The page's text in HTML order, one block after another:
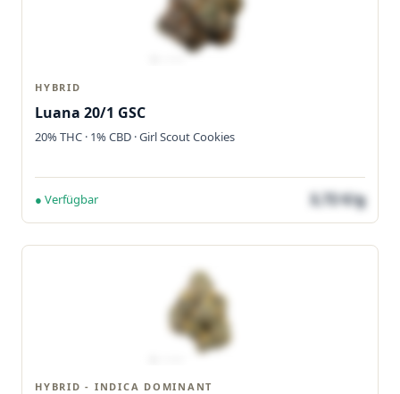
HYBRID
Luana 20/1 GSC
20% THC · 1% CBD · Girl Scout Cookies
● Verfügbar 3,72 €/g
HYBRID - INDICA DOMINANT